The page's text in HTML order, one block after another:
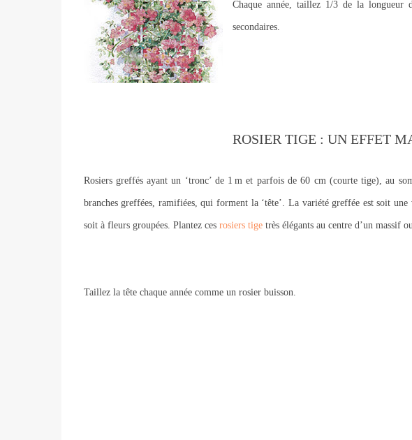
Chaque année, taillez 1/3 de la longueur
secondaires.
ROSIER TIGE : UN EFFET
Rosiers greffés ayant un ‘tronc’ de 1 m et parfois de 60 cm (courte tige), au
branches greffées, ramifiées, qui forment la ‘tête’. La variété greffée est soit une
soit à fleurs groupées. Plantez ces rosiers tigetrès élégants au centre d’un massif
Taillez la tête chaque année comme un rosier buisson.